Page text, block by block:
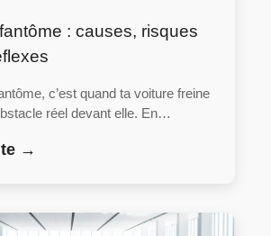
: causes, risques
c’est quand ta voiture freine
réel devant elle. En…
→